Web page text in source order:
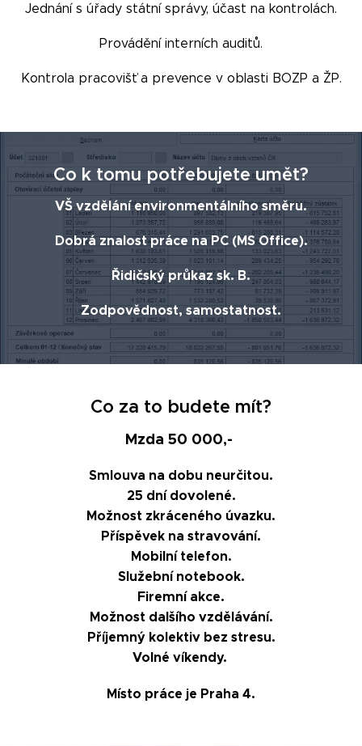
Jednání s úřady státní správy, účast na kontrolách.
Provádění interních auditů.
Kontrola pracovišť a prevence v oblasti BOZP a ŽP.
Co k tomu potřebujete umět?
VŠ vzdělání environmentálního směru.
Dobrá znalost práce na PC (MS Office).
Řidičský průkaz sk. B.
Zodpovědnost, samostatnost.
Co za to budete mít?
Mzda 50 000,-
Smlouva na dobu neurčitou.
25 dní dovolené.
Možnost zkráceného úvazku.
Příspěvek na stravování.
Mobilní telefon.
Služební notebook.
Firemní akce.
Možnost dalšího vzdělávání.
Příjemný kolektiv bez stresu.
Volné víkendy.
Místo práce je Praha 4.